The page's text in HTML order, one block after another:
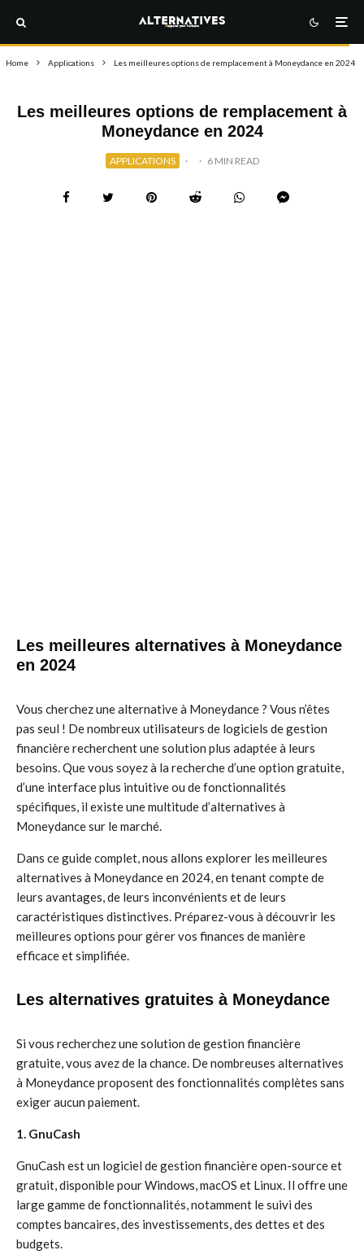
Home Applications Les meilleures options de remplacement à Moneydance en 2024
Les meilleures options de remplacement à
Moneydance en 2024
APPLICATIONS · · 6 MIN READ
Les meilleures alternatives à Moneydance
en 2024
Vous cherchez une alternative à Moneydance ? Vous n’êtes
pas seul ! De nombreux utilisateurs de logiciels de gestion
financière recherchent une solution plus adaptée à leurs
besoins. Que vous soyez à la recherche d’une option gratuite,
d’une interface plus intuitive ou de fonctionnalités
spécifiques, il existe une multitude d’alternatives à
Moneydance sur le marché.
Dans ce guide complet, nous allons explorer les meilleures
alternatives à Moneydance en 2024, en tenant compte de
leurs avantages, de leurs inconvénients et de leurs
caractéristiques distinctives. Préparez-vous à découvrir les
meilleures options pour gérer vos finances de manière
efficace et simplifiée.
Les alternatives gratuites à Moneydance
Si vous recherchez une solution de gestion financière
gratuite, vous avez de la chance. De nombreuses alternatives
à Moneydance proposent des fonctionnalités complètes sans
exiger aucun paiement.
1. GnuCash
GnuCash est un logiciel de gestion financière open-source et
gratuit, disponible pour Windows, macOS et Linux. Il offre une
large gamme de fonctionnalités, notamment le suivi des
comptes bancaires, des investissements, des dettes et des
budgets.